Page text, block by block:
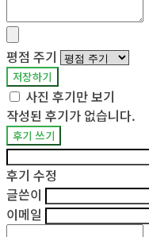
평점 주기
저장하기
사진 후기만 보기
작성된 후기가 없습니다.
후기 쓰기
후기 수정
글쓴이
이메일